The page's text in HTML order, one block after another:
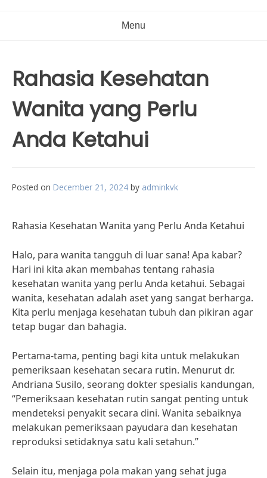
Menu
Rahasia Kesehatan
Wanita yang Perlu
Anda Ketahui
Posted on December 21, 2024 by adminkvk
Rahasia Kesehatan Wanita yang Perlu Anda Ketahui
Halo, para wanita tangguh di luar sana! Apa kabar?
Hari ini kita akan membahas tentang rahasia
kesehatan wanita yang perlu Anda ketahui. Sebagai
wanita, kesehatan adalah aset yang sangat berharga.
Kita perlu menjaga kesehatan tubuh dan pikiran agar
tetap bugar dan bahagia.
Pertama-tama, penting bagi kita untuk melakukan
pemeriksaan kesehatan secara rutin. Menurut dr.
Andriana Susilo, seorang dokter spesialis kandungan,
“Pemeriksaan kesehatan rutin sangat penting untuk
mendeteksi penyakit secara dini. Wanita sebaiknya
melakukan pemeriksaan payudara dan kesehatan
reproduksi setidaknya satu kali setahun.”
Selain itu, menjaga pola makan yang sehat juga